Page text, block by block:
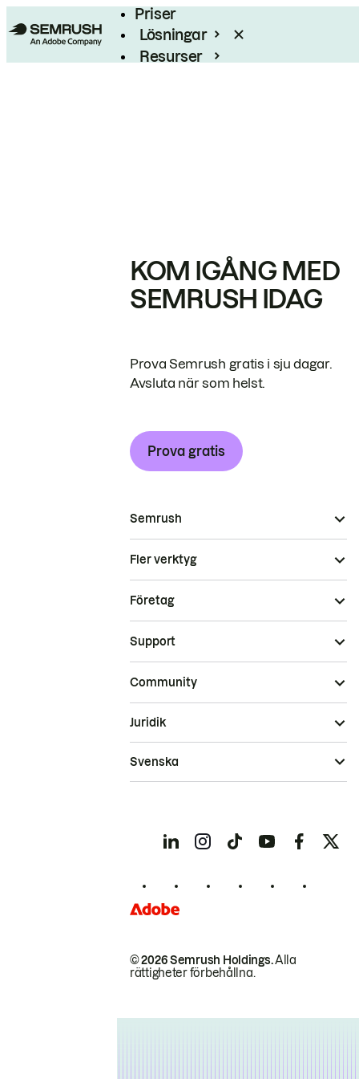
Priser
Lösningar
Resurser
KOM IGÅNG MED
SEMRUSH IDAG
Prova Semrush gratis i sju dagar.
Avsluta när som helst.
Prova gratis
Semrush
Fler verktyg
Företag
Support
Community
© 2026 Semrush Holdings.Alla
rättigheter förbehållna.
Juridik
Svenska